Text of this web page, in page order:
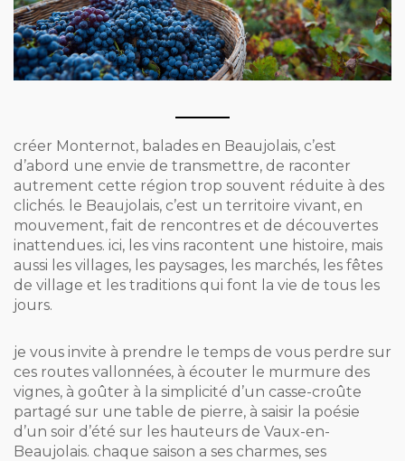
créer Monternot, balades en Beaujolais, c’est
d’abord une envie de transmettre, de raconter
autrement cette région trop souvent réduite à des
clichés. le Beaujolais, c’est un territoire vivant, en
mouvement, fait de rencontres et de découvertes
inattendues. ici, les vins racontent une histoire, mais
aussi les villages, les paysages, les marchés, les fêtes
de village et les traditions qui font la vie de tous les
jours.
je vous invite à prendre le temps de vous perdre sur
ces routes vallonnées, à écouter le murmure des
vignes, à goûter à la simplicité d’un casse-croûte
partagé sur une table de pierre, à saisir la poésie
d’un soir d’été sur les hauteurs de Vaux-en-
Beaujolais. chaque saison a ses charmes, ses